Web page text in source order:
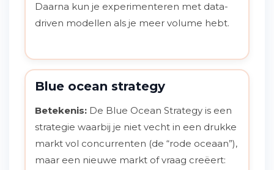
Daarna kun je experimenteren met data-
driven modellen als je meer volume hebt.
Blue ocean strategy
Betekenis: De Blue Ocean Strategy is een
strategie waarbij je niet vecht in een drukke
markt vol concurrenten (de “rode oceaan”),
maar een nieuwe markt of vraag creëert: